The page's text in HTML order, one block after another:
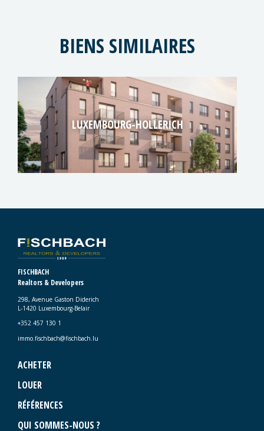
BIENS SIMILAIRES
LUXEMBOURG-HOLLERICH
FISCHBACH
Realtors & Developers
298, Avenue Gaston Diderich
L-1420 Luxembourg-Belair
+352 457 130 1
immo.fischbach@fischbach.lu
ACHETER
LOUER
RÉFÉRENCES
QUI SOMMES-NOUS ?